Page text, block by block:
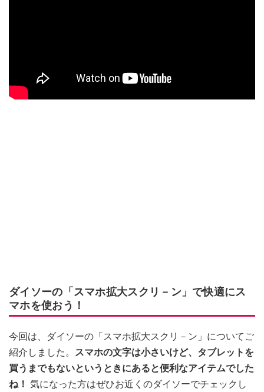
ダイソーの「スマホ拡大スクリ－ン」で快適にス
マホを使おう！
今回は、ダイソーの「スマホ拡大スクリ－ン」についてご
紹介しました。 スマホの文字は小さいけど、タブレットを
買うまでもないというときにあると便利なアイテムでした
ね！ 気になった方はぜひお近くのダイソーでチェックし